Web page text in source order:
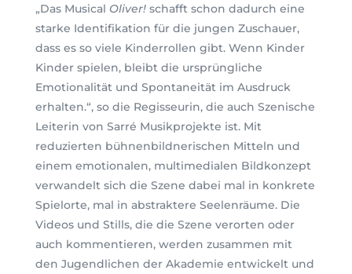
„Das Musical Oliver!schafft schon dadurch eine
starke Identifikation für die jungen Zuschauer,
dass es so viele Kinderrollen gibt. Wenn Kinder
Kinder spielen, bleibt die ursprüngliche
Emotionalität und Spontaneität im Ausdruck
erhalten.“, so die Regisseurin, die auch Szenische
Leiterin von Sarré Musikprojekte ist. Mit
reduzierten bühnenbildnerischen Mitteln und
einem emotionalen, multimedialen Bildkonzept
verwandelt sich die Szene dabei mal in konkrete
Spielorte, mal in abstraktere Seelenräume. Die
Videos und Stills, die die Szene verorten oder
auch kommentieren, werden zusammen mit
den Jugendlichen der Akademie entwickelt und